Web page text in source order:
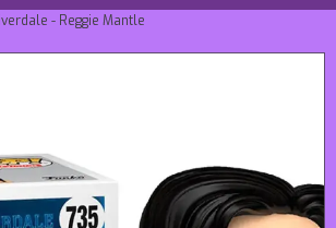
- Reggie Mantle